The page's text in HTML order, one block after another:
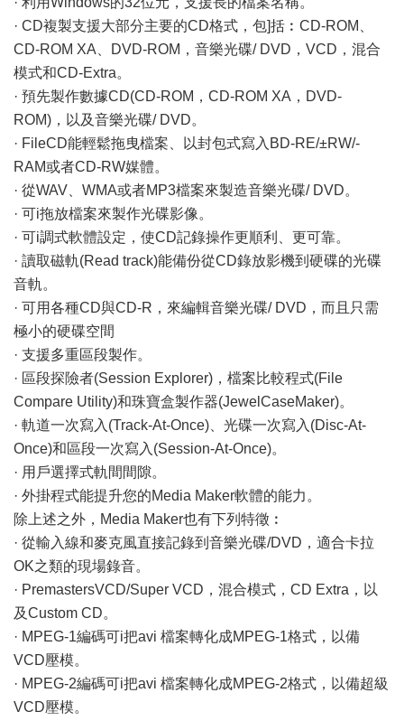
· CD複製支援大部分主要的CD格式，包]括︰CD-ROM、
CD-ROM XA、DVD-ROM，音樂光碟/ DVD，VCD，混合
模式和CD-Extra。
· 預先製作數據CD(CD-ROM，CD-ROM XA，DVD-
ROM)，以及音樂光碟/ DVD。
· FileCD能輕鬆拖曳檔案、以封包式寫入BD-RE/±RW/-
RAM或者CD-RW媒體。
· 從WAV、WMA或者MP3檔案來製造音樂光碟/ DVD。
· 可i拖放檔案來製作光碟影像。
· 可i調式軟體設定，使CD記錄操作更順利、更可靠。
· 讀取磁軌(Read track)能備份從CD錄放影機到硬碟的光碟
音軌。
· 可用各種CD與CD-R，來編輯音樂光碟/ DVD，而且只需
極小的硬碟空間
· 支援多重區段製作。
· 區段探險者(Session Explorer)，檔案比較程式(File
Compare Utility)和珠寶盒製作器(JewelCaseMaker)。
· 軌道一次寫入(Track-At-Once)、光碟一次寫入(Disc-At-
Once)和區段一次寫入(Session-At-Once)。
· 用戶選擇式軌間間隙。
· 外掛程式能提升您的Media Maker軟體的能力。
除上述之外，Media Maker也有下列特徵︰
· 從輸入線和麥克風直接記錄到音樂光碟/DVD，適合卡拉
OK之類的現場錄音。
· PremastersVCD/Super VCD，混合模式，CD Extra，以
及Custom CD。
· MPEG-1編碼可i把avi 檔案轉化成MPEG-1格式，以備
VCD壓模。
· MPEG-2編碼可i把avi 檔案轉化成MPEG-2格式，以備超級
VCD壓模。